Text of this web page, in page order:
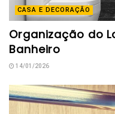
CASA E DECORAÇÃO
Organização do
Banheiro
14/01/2026